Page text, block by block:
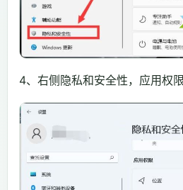
4、右侧隐私和安全性，应用权